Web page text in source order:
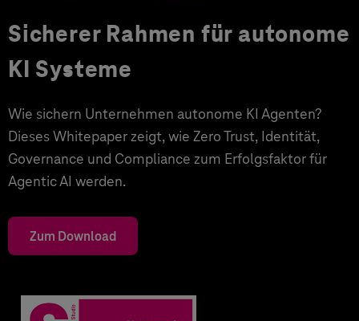
Sicherer Rahmen für autonome
KI Systeme
Wie sichern Unternehmen autonome KI Agenten?
Dieses Whitepaper zeigt, wie Zero Trust, Identität,
Governance und Compliance zum Erfolgsfaktor für
Agentic AI werden.
Zum Download